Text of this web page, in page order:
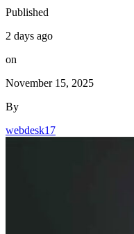
Published
2 days ago
on
November 15, 2025
By
webdesk17